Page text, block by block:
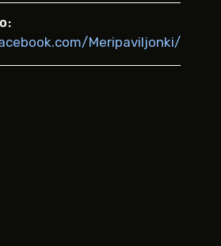
Meripaviljonki/